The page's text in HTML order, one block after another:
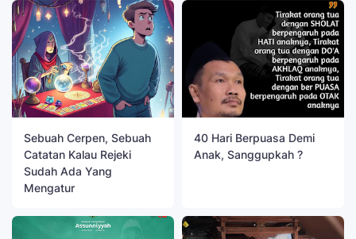
Sebuah Cerpen, Sebuah
Catatan Kalau Rejeki
Sudah Ada Yang
Mengatur
40 Hari Berpuasa Demi
Anak, Sanggupkah ?